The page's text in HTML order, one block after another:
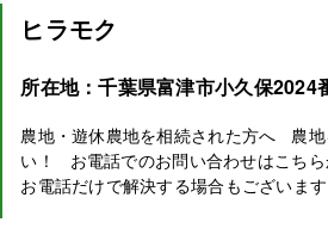
ヒラモク
所在地：千葉県富津市小久保2024
農地・遊休農地を相続された方へ 農
い！ お電話でのお問い合わせはこち
お電話だけで解決する場合もございま